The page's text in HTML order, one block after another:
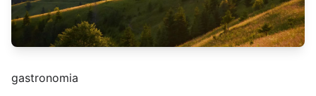
gastronomia